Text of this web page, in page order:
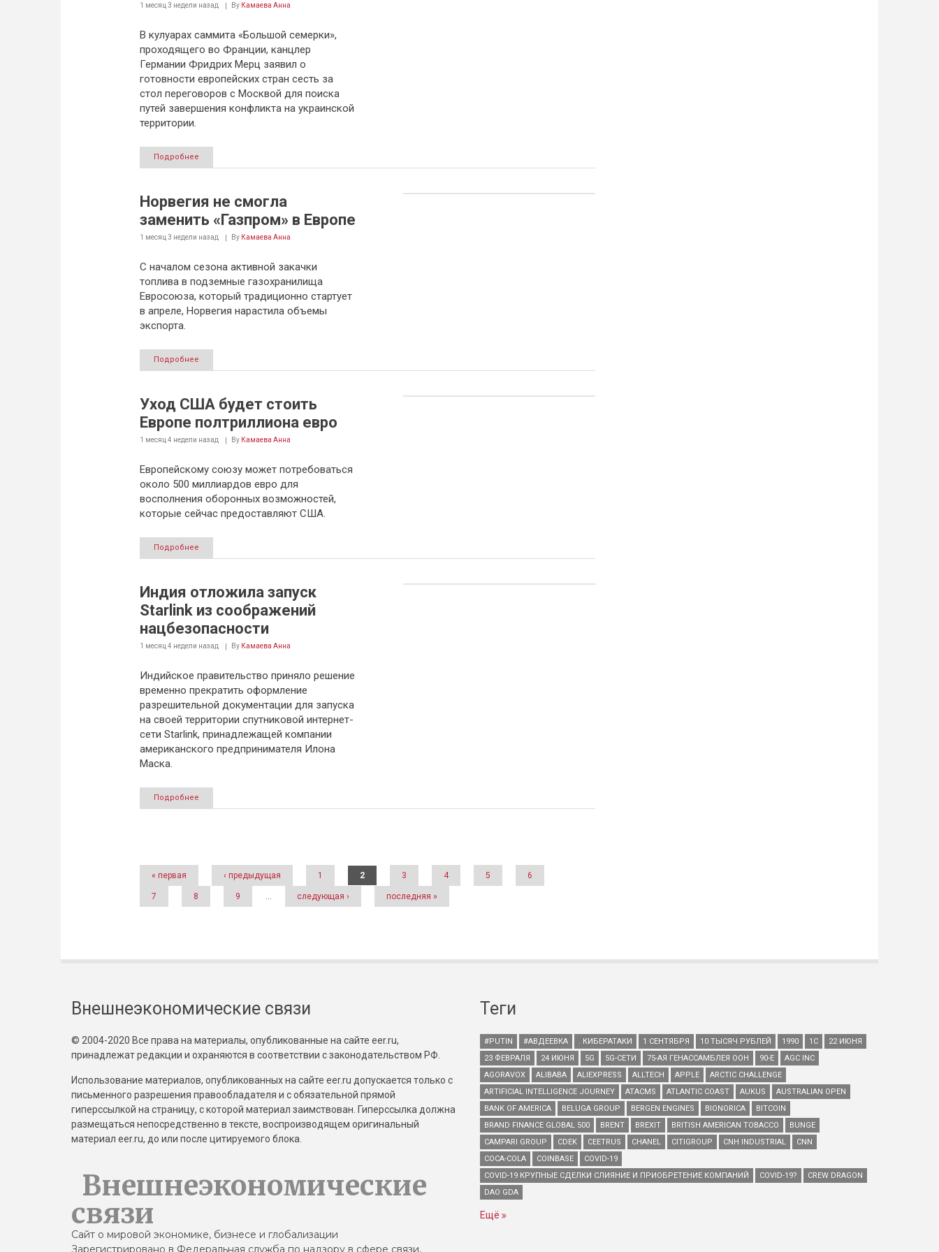
1 месяц 3 недели назад By Камаева Анна
В кулуарах саммита «Большой семерки»,
проходящего во Франции, канцлер
Германии Фридрих Мерц заявил о
готовности европейских стран сесть за
стол переговоров с Москвой для поиска
путей завершения конфликта на украинской
территории.
Подробнее
Норвегия не смогла
заменить «Газпром» в Европе
1 месяц 3 недели назад By Камаева Анна
С началом сезона активной закачки
топлива в подземные газохранилища
Евросоюза, который традиционно стартует
в апреле, Норвегия нарастила объемы
экспорта.
Подробнее
Уход США будет стоить
Европе полтриллиона евро
1 месяц 4 недели назад By Камаева Анна
Европейскому союзу может потребоваться
около 500 миллиардов евро для
восполнения оборонных возможностей,
которые сейчас предоставляют США.
Подробнее
Индия отложила запуск
Starlink из соображений
нацбезопасности
1 месяц 4 недели назад By Камаева Анна
Индийское правительство приняло решение
временно прекратить оформление
разрешительной документации для запуска
на своей территории спутниковой интернет-
сети Starlink, принадлежащей компании
американского предпринимателя Илона
Маска.
Подробнее
Страницы
« первая ‹ предыдущая 1 2 3 4 5 6
7 8 9 … следующая › последняя »
Внешнеэкономические связи
© 2004-2020 Все права на материалы, опубликованные на сайте eer.ru,
принадлежат редакции и охраняются в соответствии с законодательством РФ.
Использование материалов, опубликованных на сайте eer.ru допускается только с
письменного разрешения правообладателя и с обязательной прямой
гиперссылкой на страницу, с которой материал заимствован. Гиперссылка должна
размещаться непосредственно в тексте, воспроизводящем оригинальный
материал eer.ru, до или после цитируемого блока.
Внешнеэкономические
связи
Сайт о мировой экономике, бизнесе и глобализации
Зарегистрировано в Федеральная служба по надзору в сфере связи,
Теги
#PUTIN #АВДЕЕВКА . КИБЕРАТАКИ 1 СЕНТЯБРЯ 10 ТЫСЯЧ РУБЛЕЙ 1990 1С
22 ИЮНЯ
23 ФЕВРАЛЯ
24 ИЮНЯ 5G 5G-СЕТИ 75-АЯ ГЕНАССАМБЛЕЯ ООН 90-Е
AGC INC
AGORAVOX
ALIBABA ALIEXPRESS ALLTECH APPLE
ARCTIC CHALLENGE
ARTIFICIAL INTELLIGENCE JOURNEY
ATACMS ATLANTIC COAST AUKUS
AUSTRALIAN OPEN
BANK OF AMERICA
BELUGA GROUP BERGEN ENGINES BIONORICA
BITCOIN
BRAND FINANCE GLOBAL 500
BRENT BREXIT BRITISH AMERICAN TOBACCO
BUNGE
CAMPARI GROUP
CDEK CEETRUS CHANEL CITIGROUP CNH INDUSTRIAL
CNN
COCA-COLA
COINBASE
COVID-19
COVID-19 КРУПНЫЕ СДЕЛКИ СЛИЯНИЕ И ПРИОБРЕТЕНИЕ КОМПАНИЙ
COVID-19?
CREW DRAGON
DAO GDA
Ещё